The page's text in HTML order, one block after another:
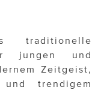
jungen und
Zeitgeist,
trendigem